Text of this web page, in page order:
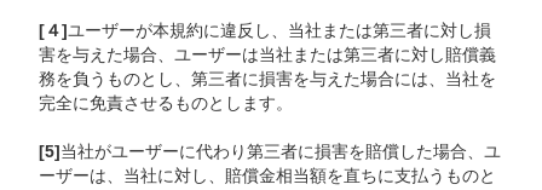
[４]ユーザーが本規約に違反し、当社または第三者に対し損
害を与えた場合、ユーザーは当社または第三者に対し賠償義
務を負うものとし、第三者に損害を与えた場合には、当社を
完全に免責させるものとします。
[5] 当社がユーザーに代わり第三者に損害を賠償した場合、ユ
ーザーは、当社に対し、賠償金相当額を直ちに支払うものと